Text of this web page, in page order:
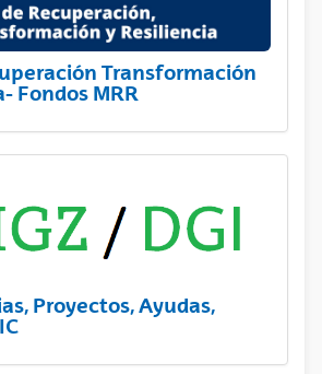
Transformación
Fondos MRR
Proyectos, Ayudas,